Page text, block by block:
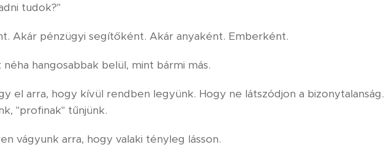
tudok?"
Akár pénzügyi segítőként. Akár anyaként. Emberként.
hangosabbak belül, mint bármi más.
el arra, hogy kívül rendben legyünk. Hogy ne látszódjon a bizonytalanság.
"profinak" tűnjünk.
vágyunk arra, hogy valaki tényleg lásson.